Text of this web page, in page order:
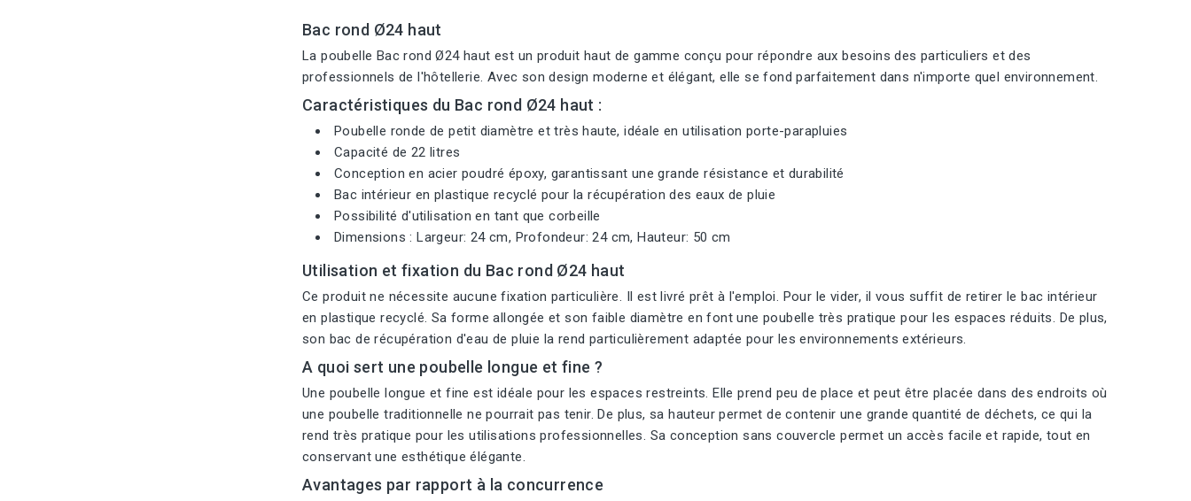
Bac rond Ø24 haut
La poubelle Bac rond Ø24 haut est un produit haut de gamme conçu pour répondre aux besoins des particuliers et des
professionnels de l'hôtellerie. Avec son design moderne et élégant, elle se fond parfaitement dans n'importe quel environnement.
Caractéristiques du Bac rond Ø24 haut :
Poubelle ronde de petit diamètre et très haute, idéale en utilisation porte-parapluies
Capacité de 22 litres
Conception en acier poudré époxy, garantissant une grande résistance et durabilité
Bac intérieur en plastique recyclé pour la récupération des eaux de pluie
Possibilité d'utilisation en tant que corbeille
Dimensions : Largeur: 24 cm, Profondeur: 24 cm, Hauteur: 50 cm
Utilisation et fixation du Bac rond Ø24 haut
Ce produit ne nécessite aucune fixation particulière. Il est livré prêt à l'emploi. Pour le vider, il vous suffit de retirer le bac intérieur
en plastique recyclé. Sa forme allongée et son faible diamètre en font une poubelle très pratique pour les espaces réduits. De plus,
son bac de récupération d'eau de pluie la rend particulièrement adaptée pour les environnements extérieurs.
A quoi sert une poubelle longue et fine ?
Une poubelle longue et fine est idéale pour les espaces restreints. Elle prend peu de place et peut être placée dans des endroits où
une poubelle traditionnelle ne pourrait pas tenir. De plus, sa hauteur permet de contenir une grande quantité de déchets, ce qui la
rend très pratique pour les utilisations professionnelles. Sa conception sans couvercle permet un accès facile et rapide, tout en
conservant une esthétique élégante.
Avantages par rapport à la concurrence